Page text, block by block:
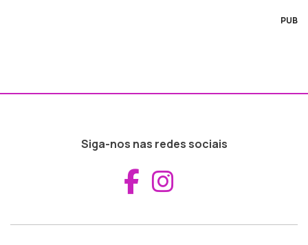
PUB
Siga-nos nas redes sociais
Aceder ao